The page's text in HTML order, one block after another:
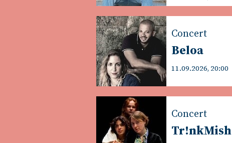
Concert
Beloa
11.09.2026, 20:00
Concert
Tr!nkMish